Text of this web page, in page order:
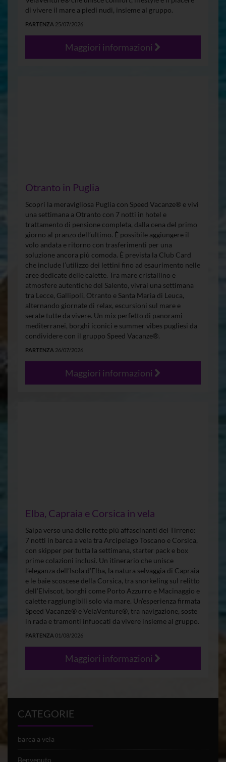
di vivere il mare a piedi nudi, insieme al gruppo.
PARTENZA 25/07/2026
Maggiori informazioni
Otranto in Puglia
Scopri la meravigliosa Puglia con Speed Vacanze® e vivi
una settimana a Otranto con 7 notti in hotel e
trattamento di pensione completa, dalla cena del primo
giorno al pranzo dell’ultimo. È possibile aggiungere il
volo andata e ritorno con trasferimenti per una
soluzione ancora più comoda. È prevista la Club Card
che include l’utilizzo dei lettini fino ad esaurimento nelle
aree dedicate delle calette. Tra mare cristallino e
atmosfere autentiche del Salento, vivrai una settimana
tra Lecce, Gallipoli, Otranto e Santa Maria di Leuca,
alternando giornate di relax, escursioni sul mare e
serate tutte da vivere. Un mix perfetto di panorami
mediterranei, borghi iconici e summer vibes pugliesi da
condividere con il gruppo Speed Vacanze®.
PARTENZA 26/07/2026
Maggiori informazioni
Elba, Capraia e Corsica in vela
Salpa verso una delle rotte più affascinanti del Tirreno:
7 notti in barca a vela tra Arcipelago Toscano e Corsica,
con skipper per tutta la settimana, starter pack e box
prime colazioni inclusi. Un itinerario che unisce
l’eleganza dell’Isola d’Elba, la natura selvaggia di Capraia
e le baie scoscese della Corsica, tra snorkeling sul relitto
dell’Elviscot, borghi come Porto Azzurro e Macinaggio e
calette raggiungibili solo via mare. Un’esperienza firmata
Speed Vacanze® e VelaVenture®, tra navigazione, soste
in rada e tramonti infuocati da vivere insieme al gruppo.
PARTENZA 01/08/2026
Maggiori informazioni
CATEGORIE
barca a vela
Benvenuto